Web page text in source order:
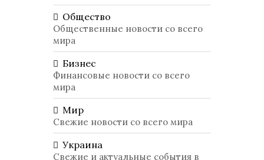
Общество
Общественные новости со всего
мира
Бизнес
Финансовые новости со всего
мира
Мир
Свежие новости со всего мира
Украина
Свежие и актуальные события в